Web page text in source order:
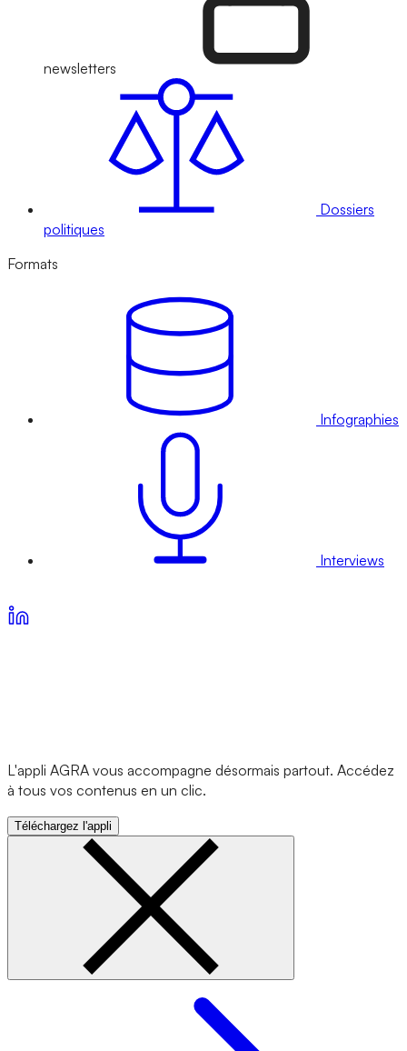
newsletters
Dossiers
politiques
Formats
Infographies
Interviews
L'appli AGRA vous accompagne désormais partout. Accédez
à tous vos contenus en un clic.
Téléchargez l'appli